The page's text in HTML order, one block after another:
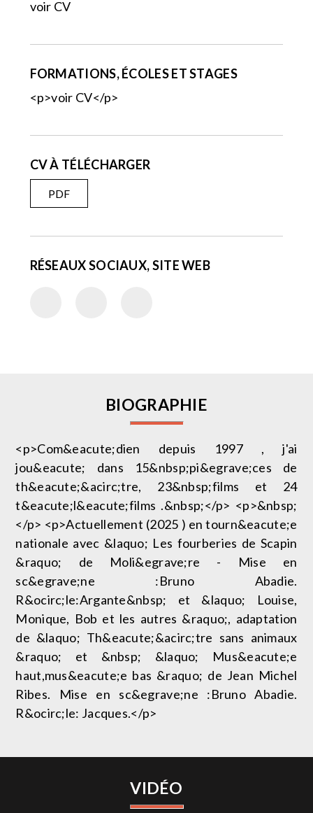
voir CV
FORMATIONS, ÉCOLES ET STAGES
<p>voir CV</p>
CV À TÉLÉCHARGER
PDF
RÉSEAUX SOCIAUX, SITE WEB
BIOGRAPHIE
<p>Com&eacute;dien depuis 1997 , j'ai
jou&eacute; dans 15&nbsp;pi&egrave;ces de
th&eacute;&acirc;tre, 23&nbsp;films et 24
t&eacute;l&eacute;films .&nbsp;</p> <p>&nbsp;
</p> <p>Actuellement (2025 ) en tourn&eacute;e
nationale avec &laquo; Les fourberies de Scapin
&raquo; de Moli&egrave;re - Mise en
sc&egrave;ne :Bruno Abadie.
R&ocirc;le:Argante&nbsp; et &laquo; Louise,
Monique, Bob et les autres &raquo;, adaptation
de &laquo; Th&eacute;&acirc;tre sans animaux
&raquo; et &nbsp; &laquo; Mus&eacute;e
haut,mus&eacute;e bas &raquo; de Jean Michel
Ribes. Mise en sc&egrave;ne :Bruno Abadie.
R&ocirc;le: Jacques.</p>
VIDÉO